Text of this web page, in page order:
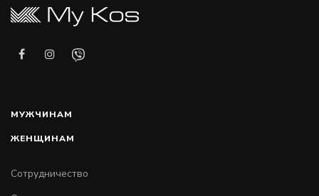
МУЖЧИНАМ
ЖЕНЩИНАМ
Сотрудничество